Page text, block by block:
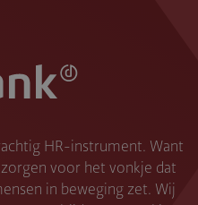
HR-instrument. Want
voor het vonkje dat
in beweging zet. Wij